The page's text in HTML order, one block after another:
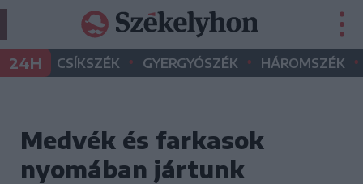
24H CSÍKSZÉK • GYERGYÓSZÉK • HÁROMSZÉK •
Medvék és farkasok
nyomában jártunk